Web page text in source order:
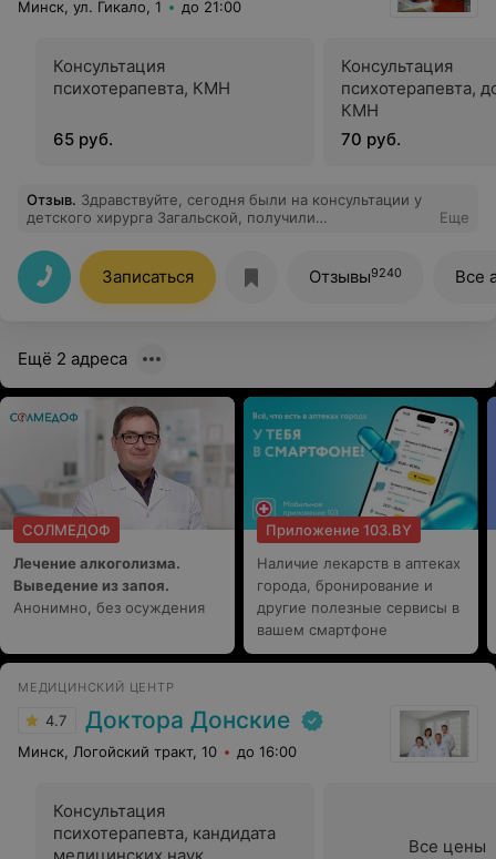
Минск, ул. Гикало, 1 до 21:00
Консультация
психотерапевта, КМН
65 руб.
Консультация
психотерапевта,
КМН
70 руб.
Отзыв. Здравствуйте, сегодня были на консультации у
детского хирурга Загальской, получили
грамотный специалист.
Еще
Записаться Отзывы9240 Все
Ещё 2 адреса
СОЛМЕДОФ
Лечение алкоголизма.
Выведение из запоя.
Анонимно, без осуждения
Приложение 103.BY
Наличие лекарств в аптеках
города, бронирование и
другие полезные сервисы в
вашем смартфоне
МЕДИЦИНСКИЙ ЦЕНТР
4.7 Доктора Донские
Минск, Логойский тракт, 10 до 16:00
Консультация
психотерапевта, кандидата
Все цены